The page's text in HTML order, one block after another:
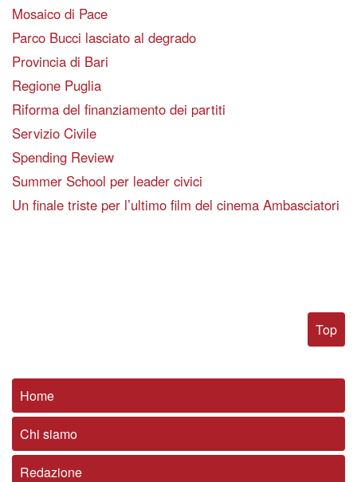
Mosaico di Pace
Parco Bucci lasciato al degrado
Provincia di Bari
Regione Puglia
Riforma del finanziamento dei partiti
Servizio Civile
Spending Review
Summer School per leader civici
Un finale triste per l’ultimo film del cinema Ambasciatori
Top
Home
Chi siamo
Redazione